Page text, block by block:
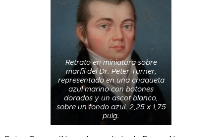
Retrato en miniatura sobre
marfil del Dr. Peter Turner,
representado en una chaqueta
azul marino con botones
dorados y un ascot blanco,
sobre un fondo azul. 2,25 x 1,75
pulg.